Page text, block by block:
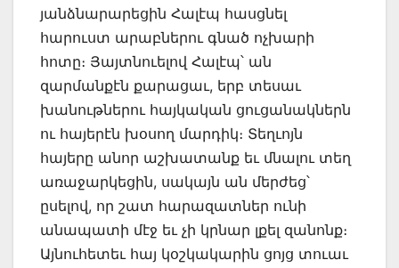
յանձնարարեցին Հալէպ հասցնել
հարուստ արաբներու գնած ոչխարի
հոտը։ Յայտնուելով Հալէպ՝ ան
զարմանքէն քարացաւ, երբ տեսաւ
խանութներու հայկական ցուցանակներն
ու հայերէն խօսող մարդիկ։ Տեղւոյն
հայերը անոր աշխատանք եւ մնալու տեղ
առաջարկեցին, սակայն ան մերժեց՝
ըսելով, որ շատ հարազատներ ունի
անապատի մէջ եւ չի կրնար լքել զանոնք։
Այնուհետեւ հայ կօշկակարին ցոյց տուաւ